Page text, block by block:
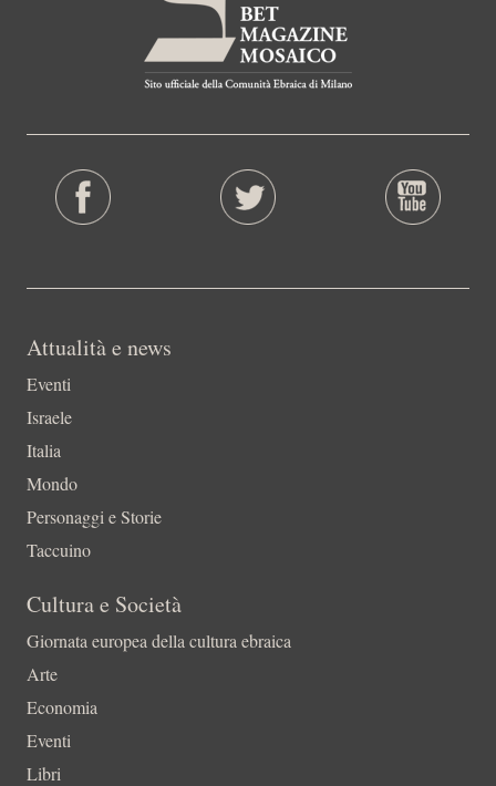
Attualità e news
Eventi
Israele
Italia
Mondo
Personaggi e Storie
Taccuino
Cultura e Società
Giornata europea della cultura ebraica
Arte
Economia
Eventi
Libri